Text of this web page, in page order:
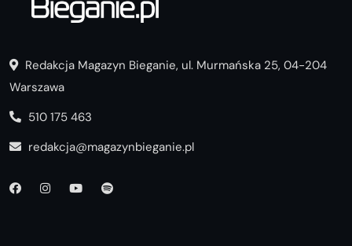
Redakcja Magazyn Bieganie, ul. Murmańska 25, 04-204
Warszawa
510 175 463
redakcja@magazynbieganie.pl